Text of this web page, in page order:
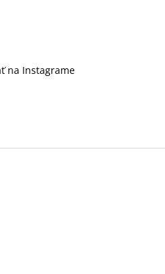
na Instagrame